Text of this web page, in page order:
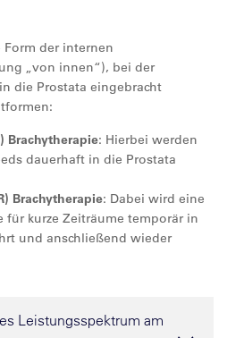
der internen
„von innen“), bei der
die Prostata eingebracht
Brachytherapie: Hierbei werden
dauerhaft in die Prostata
Brachytherapie: Dabei wird eine
für kurze Zeiträume temporär in
und anschließend wieder
Leistungsspektrum am